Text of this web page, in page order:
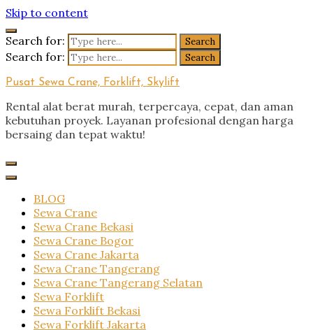
Skip to content
Search for:
Search for:
Pusat Sewa Crane, Forklift, Skylift
Rental alat berat murah, terpercaya, cepat, dan aman
kebutuhan proyek. Layanan profesional dengan harga
bersaing dan tepat waktu!
BLOG
Sewa Crane
Sewa Crane Bekasi
Sewa Crane Bogor
Sewa Crane Jakarta
Sewa Crane Tangerang
Sewa Crane Tangerang Selatan
Sewa Forklift
Sewa Forklift Bekasi
Sewa Forklift Jakarta